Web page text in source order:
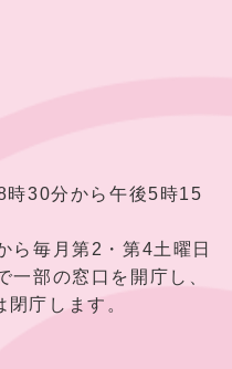
時30分から午後5時15
第2・第4土曜日
一部の窓口を開庁し、
庁します。